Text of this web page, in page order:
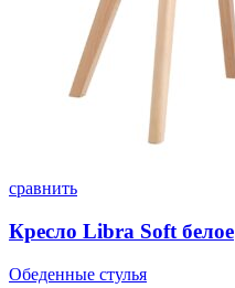
сравнить
Кресло Libra Soft белое
Обеденные стулья